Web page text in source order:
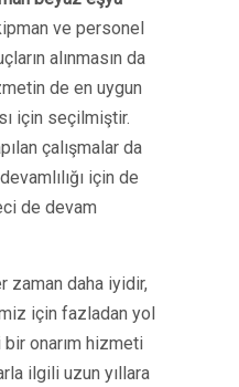
ve personel
alınmasın da
de en uygun
için seçilmiştir.
çalışmalar da
için de
de devam
zaman daha iyidir,
için fazladan yol
onarım hizmeti
ilgili uzun yıllara